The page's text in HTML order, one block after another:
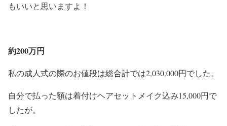
もいいと思いますよ！
約200万円
私の成人式の際のお値段は総合計では2,030,000円でした。
自分で払った額は着付けヘアセットメイク込み15,000円で
したが。